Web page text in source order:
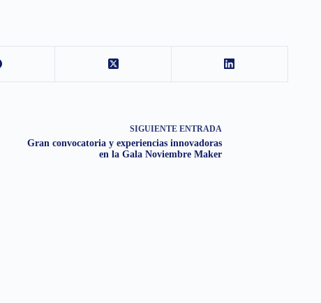
SIGUIENTE ENTRADA
Gran convocatoria y experiencias innovadoras
en la Gala Noviembre Maker